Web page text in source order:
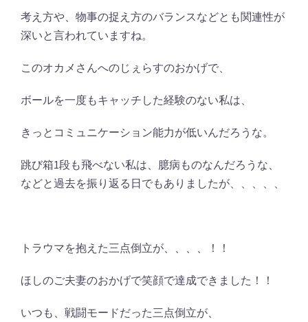
考え方や、物事の捉え方のバランスなどとも関連性が
深いと言われていますね。
このオカメさんへのじぇらすのおかげで、
ボールを一度もキャッチした経験のない私は、
きっとコミュニケーション能力が低いんだろうな。
跳び箱1段も飛べない私は、臆病ものなんだろうな、
などと過去を振り返る日でもありましたが、、、、、
トラウマを抱えた三点倒立が、、、、！！
ほしのご夫妻のおかげで笑顔で達成できました！！
いつも、戦闘モードだった三点倒立が、